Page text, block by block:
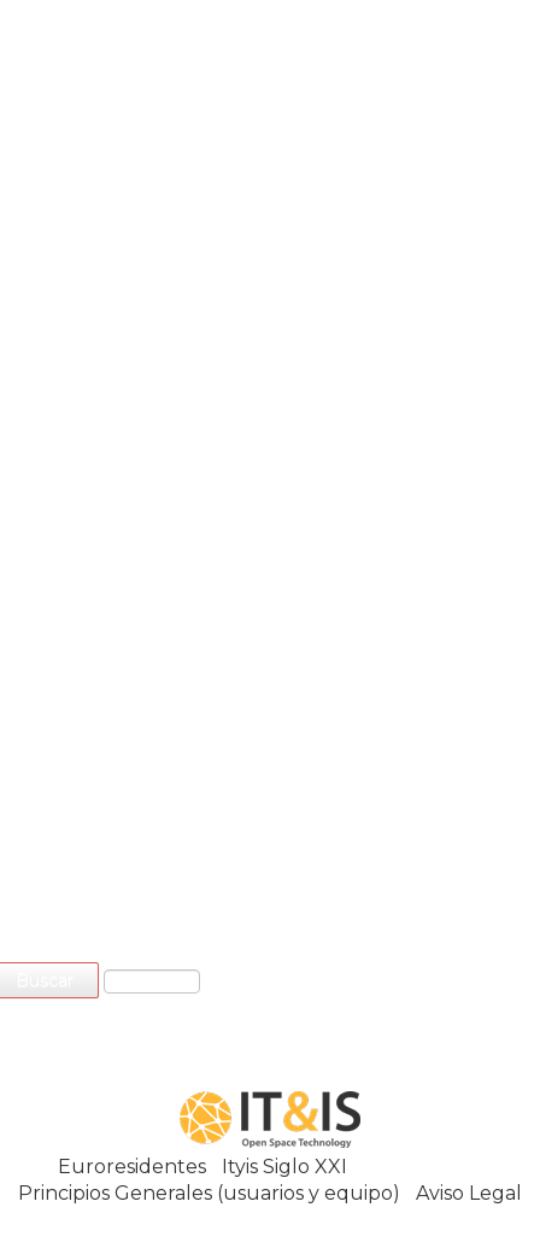
Euroresidentes| Ityis Siglo XXI
Principios Generales (usuarios y equipo)
Aviso Legal